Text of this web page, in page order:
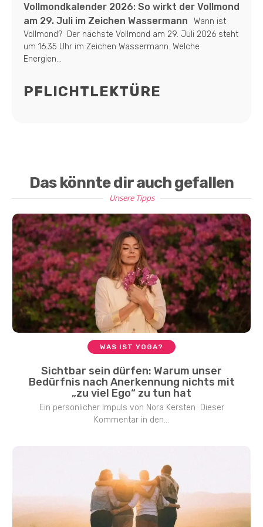
Vollmondkalender 2026: So wirkt der Vollmond
am 29. Juli im Zeichen Wassermann
Wann ist
Vollmond? Der nächste Vollmond am 29. Juli 2026 steht
um 16:35 Uhr im Zeichen Wassermann. Welche
Energien...
PFLICHTLEKTÜRE
Das könnte dir auch gefallen
Unsere Tipps
WAS IST YOGA?
Sichtbar sein dürfen: Warum unser
Bedürfnis nach Anerkennung nichts mit
„zu viel Ego“ zu tun hat
Ein persönlicher Impuls von Nora Kersten Dieser
Kommentar in den...